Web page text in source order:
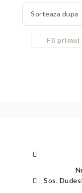
Sorteaza dupa
Fii primul
Sos.